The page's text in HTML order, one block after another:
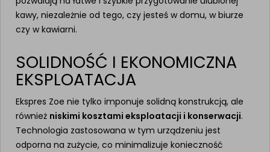
kawy, niezależnie od tego, czy jesteś w domu, w biurze
czy w kawiarni.
SOLIDNOŚĆ I EKONOMICZNA
EKSPLOATACJA
Ekspres Zoe nie tylko imponuje solidną konstrukcją, ale
również niskimi kosztami eksploatacji i konserwacji.
Technologia zastosowana w tym urządzeniu jest
odporna na zużycie, co minimalizuje konieczność